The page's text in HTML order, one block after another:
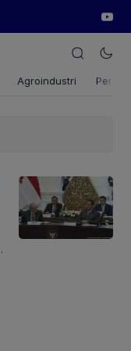
Agroindustri